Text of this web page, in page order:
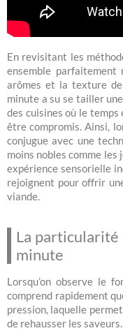
En revisitant les
ensemble
arômes et la texture
minute a su se tailler
des cuisines où le
être compromis. Ainsi,
conjugue avec une
moins nobles comme les
expérience sensorielle
rejoignent pour offrir
viande.
La
minute
Lorsqu’on observe le
comprend rapidement
pression, laquelle
de rehausser les